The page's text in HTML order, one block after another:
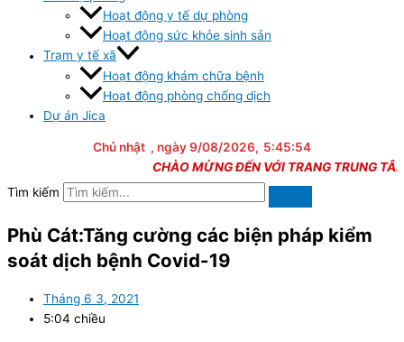
Hoạt động y tế dự phòng
Hoạt đông sức khỏe sinh sản
Trạm y tế xã
Hoạt động khám chữa bệnh
Hoạt động phòng chống dịch
Dự án Jica
Chủ nhật , ngày 9/08/2026, 5:45:54
CHÀO MỪNG ĐẾN VỚI TRANG TRUNG TÂM Y
Tìm kiếm
Phù Cát:Tăng cường các biện pháp kiểm
soát dịch bệnh Covid-19
Tháng 6 3, 2021
5:04 chiều